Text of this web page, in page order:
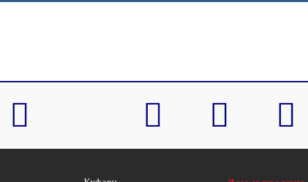
Йога и пилатес
Лежанки за упражнения